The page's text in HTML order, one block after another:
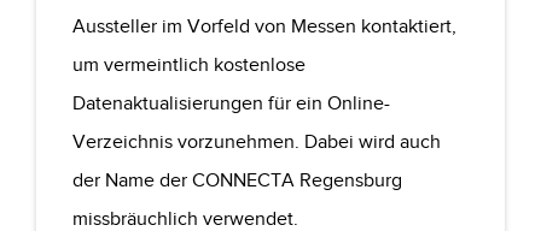
Aussteller im Vorfeld von Messen kontaktiert,
um vermeintlich kostenlose
Datenaktualisierungen für ein Online-
Verzeichnis vorzunehmen. Dabei wird auch
der Name der CONNECTA Regensburg
missbräuchlich verwendet.